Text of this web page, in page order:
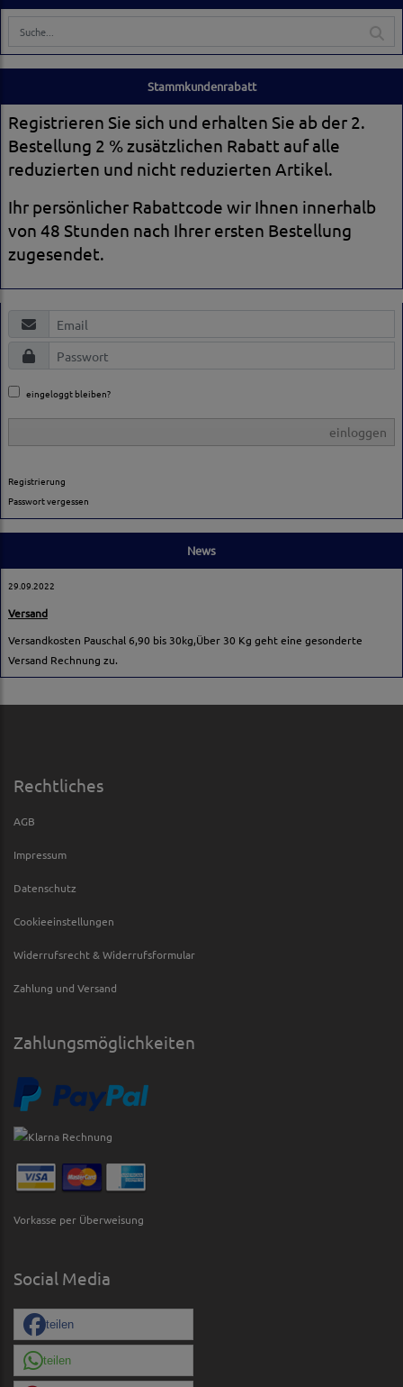
Stammkundenrabatt
Registrieren Sie sich und erhalten Sie ab der 2.
Bestellung 2 % zusätzlichen Rabatt auf alle
reduzierten und nicht reduzierten Artikel.
Ihr persönlicher Rabattcode wir Ihnen innerhalb
von 48 Stunden nach Ihrer ersten Bestellung
zugesendet.
eingeloggt bleiben?
einloggen
Registrierung
Passwort vergessen
News
29.09.2022
Versand
Versandkosten Pauschal 6,90 bis 30kg,Über 30 Kg geht eine gesonderte
Versand Rechnung zu.
Rechtliches
AGB
Impressum
Datenschutz
Cookieeinstellungen
Widerrufsrecht & Widerrufsformular
Zahlung und Versand
Zahlungsmöglichkeiten
Vorkasse per Überweisung
Social Media
teilen
teilen